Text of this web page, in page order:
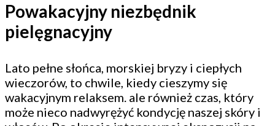
Powakacyjny niezbędnik
pielęgnacyjny
Lato pełne słońca, morskiej bryzy i ciepłych
wieczorów, to chwile, kiedy cieszymy się
wakacyjnym relaksem. ale również czas, który
może nieco nadwyrężyć kondycję naszej skóry i